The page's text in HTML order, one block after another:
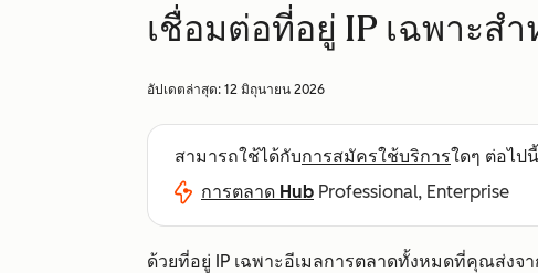
เชื่อมต่อที่อยู่ IP เฉพาะสำ
อัปเดตล่าสุด: 12 มิถุนายน 2026
สามารถใช้ได้กับการสมัครใช้บริการใดๆ ต่อไป
การตลาด Hub Professional, Enterprise
ด้วยที่อยู่ IP เฉพาะอีเมลการตลาดทั้งหมดที่คุณส่ง